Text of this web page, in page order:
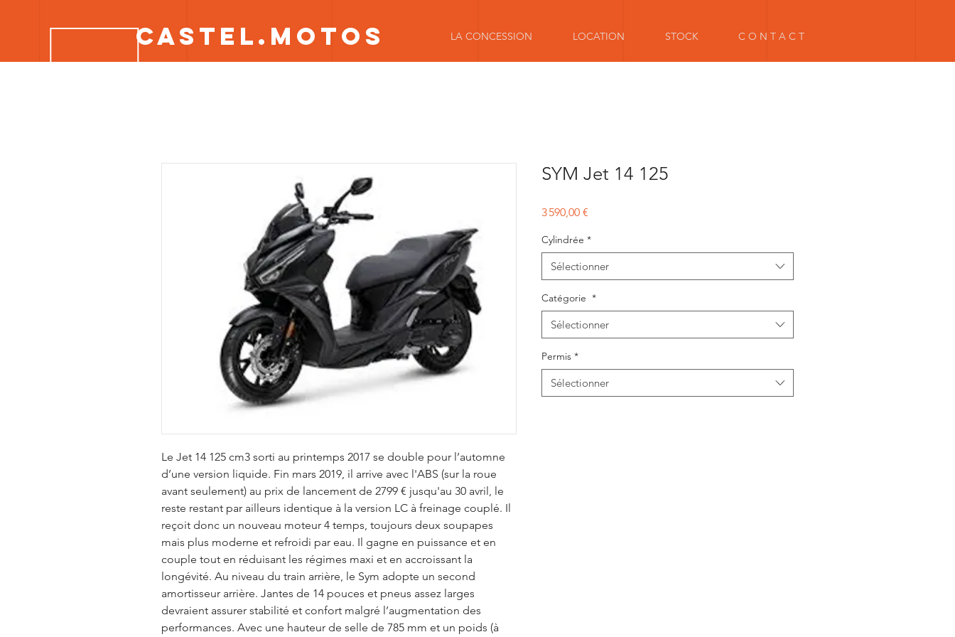
CASTEL.MOTOS LA CONCESSION LOCATION STOCK C O N T A C T
Le Jet 14 125 cm3 sorti au printemps 2017 se double pour l’automne
d’une version liquide. Fin mars 2019, il arrive avec l'ABS (sur la roue
avant seulement) au prix de lancement de 2799 € jusqu'au 30 avril, le
reste restant par ailleurs identique à la version LC à freinage couplé. Il
reçoit donc un nouveau moteur 4 temps, toujours deux soupapes
mais plus moderne et refroidi par eau. Il gagne en puissance et en
couple tout en réduisant les régimes maxi et en accroissant la
longévité. Au niveau du train arrière, le Sym adopte un second
amortisseur arrière. Jantes de 14 pouces et pneus assez larges
devraient assurer stabilité et confort malgré l’augmentation des
performances. Avec une hauteur de selle de 785 mm et un poids (à
SYM Jet 14 125
3 590,00 €
Cylindrée *
Sélectionner
Catégorie *
Sélectionner
Permis *
Sélectionner